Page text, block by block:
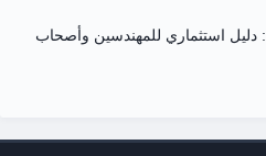
تكلفة بناء المتر المربع 2026: دليل استثماري للمهندسين وأصحاب